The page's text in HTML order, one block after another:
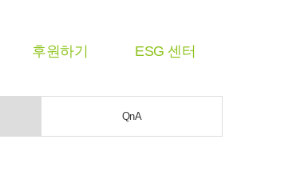
후원하기 ESG 센터
QnA